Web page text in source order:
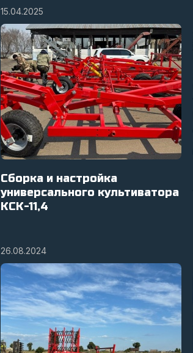
15.04.2025
Сборка и настройка
универсального культиватора
КСК-11,4
26.08.2024